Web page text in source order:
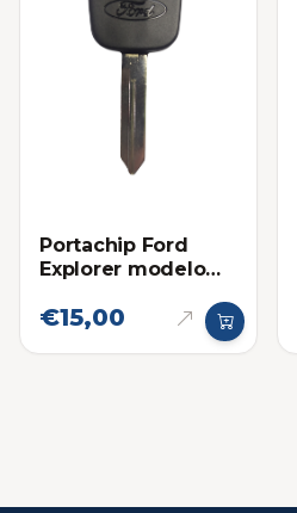
Portachip Ford
Explorer modelo
€15,00